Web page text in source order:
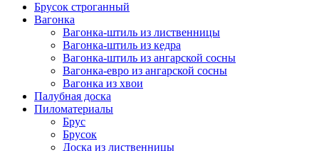
Брусок строганный
Вагонка
Вагонка-штиль из лиственницы
Вагонка-штиль из кедра
Вагонка-штиль из ангарской сосны
Вагонка-евро из ангарской сосны
Вагонка из хвои
Палубная доска
Пиломатериалы
Брус
Брусок
Доска из лиственницы